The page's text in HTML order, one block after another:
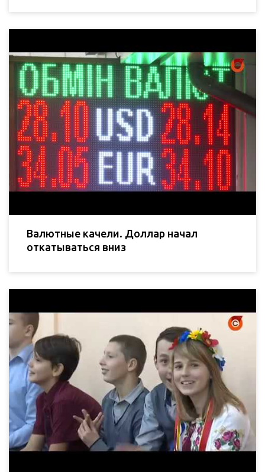
Валютные качели. Доллар начал
откатываться вниз